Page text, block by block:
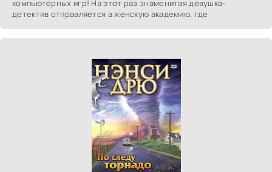
компьютерных игр! На этот раз знаменитая девушка-
детектив отправляется в женскую академию, где